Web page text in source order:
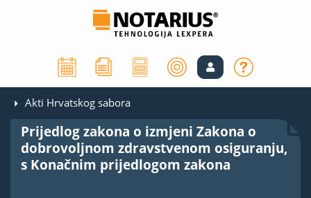
Akti Hrvatskog sabora
Prijedlog zakona o izmjeni Zakona o
dobrovoljnom zdravstvenom osiguranju,
s Konačnim prijedlogom zakona